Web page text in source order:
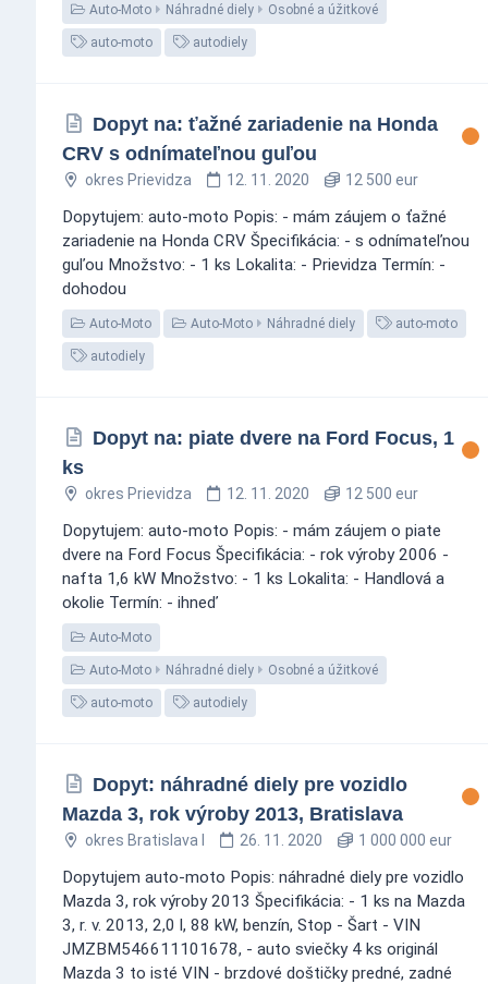
Auto-Moto Náhradné diely Osobné a úžitkové
auto-moto autodiely
Dopyt na: ťažné zariadenie na Honda
CRV s odnímateľnou guľou
okres Prievidza 12. 11. 2020 12 500 eur
Dopytujem: auto-moto Popis: - mám záujem o ťažné
zariadenie na Honda CRV Špecifikácia: - s odnímateľnou
guľou Množstvo: - 1 ks Lokalita: - Prievidza Termín: -
dohodou
Auto-Moto Auto-Moto Náhradné diely auto-moto
autodiely
Dopyt na: piate dvere na Ford Focus, 1
ks
okres Prievidza 12. 11. 2020 12 500 eur
Dopytujem: auto-moto Popis: - mám záujem o piate
dvere na Ford Focus Špecifikácia: - rok výroby 2006 -
nafta 1,6 kW Množstvo: - 1 ks Lokalita: - Handlová a
okolie Termín: - ihneď
Auto-Moto
Auto-Moto Náhradné diely Osobné a úžitkové
auto-moto autodiely
Dopyt: náhradné diely pre vozidlo
Mazda 3, rok výroby 2013, Bratislava
okres Bratislava I 26. 11. 2020 1 000 000 eur
Dopytujem auto-moto Popis: náhradné diely pre vozidlo
Mazda 3, rok výroby 2013 Špecifikácia: - 1 ks na Mazda
3, r. v. 2013, 2,0 l, 88 kW, benzín, Stop - Šart - VIN
JMZBM546611101678, - auto sviečky 4 ks originál
Mazda 3 to isté VIN - brzdové doštičky predné, zadné